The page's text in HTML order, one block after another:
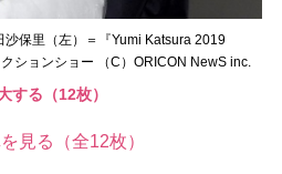
保里（左）＝『Yumi Katsura 2019
ションショー （C）ORICON NewS inc.
する（12枚）
見る（全12枚）